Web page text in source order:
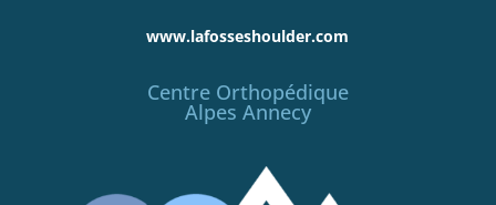
www.lafosseshoulder.com
Centre Orthopédique
Alpes Annecy